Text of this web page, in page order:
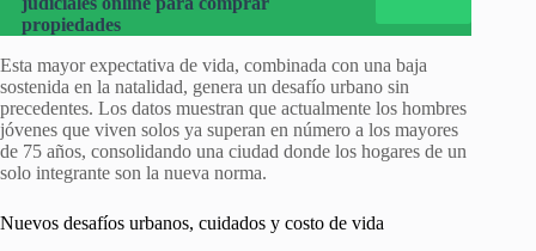
propiedades
Esta mayor expectativa de vida, combinada con una baja
sostenida en la natalidad, genera un desafío urbano sin
precedentes. Los datos muestran que actualmente los hombres
jóvenes que viven solos ya superan en número a los mayores
de 75 años, consolidando una ciudad donde los hogares de un
solo integrante son la nueva norma.
Nuevos desafíos urbanos, cuidados y costo de vida